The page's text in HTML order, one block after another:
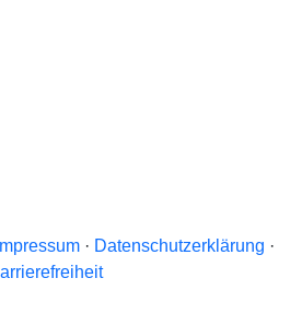
Impressum· Datenschutzerklärung ·